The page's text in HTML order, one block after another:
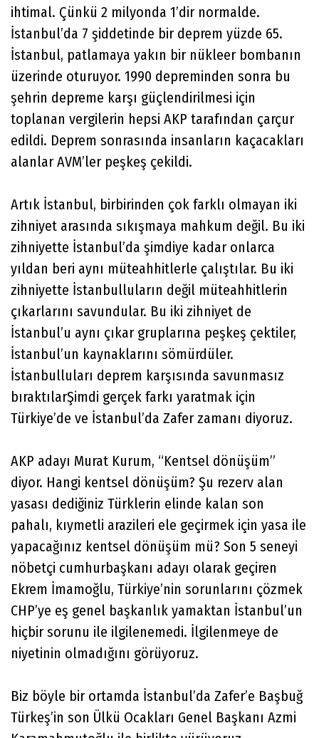
ihtimal. Çünkü 2 milyonda 1’dir normalde.
İstanbul’da 7 şiddetinde bir deprem yüzde 65.
İstanbul, patlamaya yakın bir nükleer bombanın
üzerinde oturuyor. 1990 depreminden sonra bu
şehrin depreme karşı güçlendirilmesi için
toplanan vergilerin hepsi AKP tarafından çarçur
edildi. Deprem sonrasında insanların kaçacakları
alanlar AVM’ler peşkeş çekildi.
Artık İstanbul, birbirinden çok farklı olmayan iki
zihniyet arasında sıkışmaya mahkum değil. Bu iki
zihniyette İstanbul’da şimdiye kadar onlarca
yıldan beri aynı müteahhitlerle çalıştılar. Bu iki
zihniyette İstanbulluların değil müteahhitlerin
çıkarlarını savundular. Bu iki zihniyet de
İstanbul’u aynı çıkar gruplarına peşkeş çektiler,
İstanbul’un kaynaklarını sömürdüler.
İstanbulluları deprem karşısında savunmasız
bıraktılarŞimdi gerçek farkı yaratmak için
Türkiye’de ve İstanbul’da Zafer zamanı diyoruz.
AKP adayı Murat Kurum, “Kentsel dönüşüm”
diyor. Hangi kentsel dönüşüm? Şu rezerv alan
yasası dediğiniz Türklerin elinde kalan son
pahalı, kıymetli arazileri ele geçirmek için yasa ile
yapacağınız kentsel dönüşüm mü? Son 5 seneyi
nöbetçi cumhurbaşkanı adayı olarak geçiren
Ekrem İmamoğlu, Türkiye’nin sorunlarını çözmek
CHP’ye eş genel başkanlık yamaktan İstanbul’un
hiçbir sorunu ile ilgilenemedi. İlgilenmeye de
niyetinin olmadığını görüyoruz.
Biz böyle bir ortamda İstanbul’da Zafer’e Başbuğ
Türkeş’in son Ülkü Ocakları Genel Başkanı Azmi